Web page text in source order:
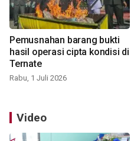
Pemusnahan barang bukti
hasil operasi cipta kondisi di
Ternate
Rabu, 1 Juli 2026
Video